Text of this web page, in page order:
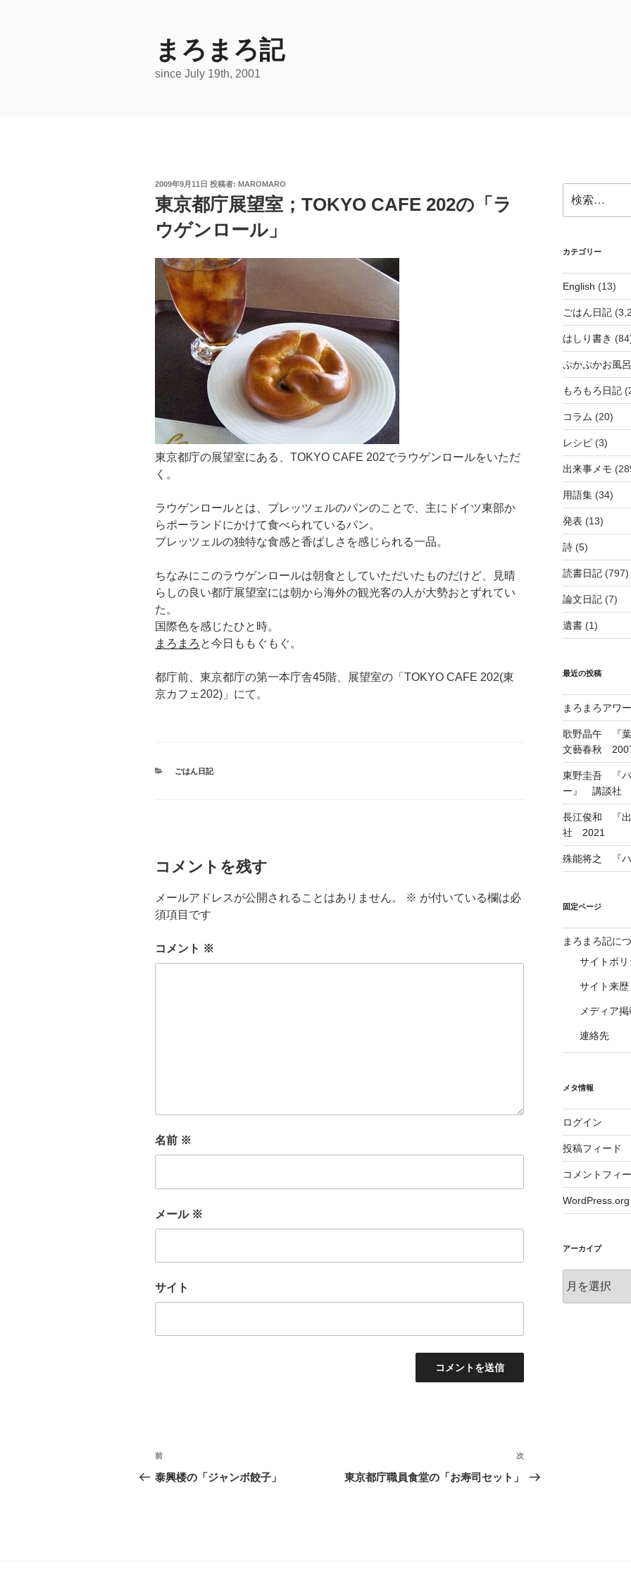
まろまろ記
since July 19th, 2001
投
日:
2009年9月11日 投稿者: MAROMARO
東京都庁展望室；TOKYO CAFE 202の「ラ
ウゲンロール」
東京都庁の展望室にある、TOKYO CAFE 202でラウゲンロールをいただ
く。
ラウゲンロールとは、プレッツェルのパンのことで、主にドイツ東部か
らポーランドにかけて食べられているパン。
プレッツェルの独特な食感と香ばしさを感じられる一品。
ちなみにこのラウゲンロールは朝食としていただいたものだけど、見晴
らしの良い都庁展望室には朝から海外の観光客の人が大勢おとずれてい
た。
国際色を感じたひと時。
まろまろ と今日ももぐもぐ。
都庁前、東京都庁の第一本庁舎45階、展望室の「TOKYO CAFE 202(東
京カフェ202)」にて。
カ
ごはん日記
コメントを残す
メールアドレスが公開されることはありません。 ※ が付いている欄は必
須項目です
コメント ※
名前 ※
メール ※
サイト
投
稿
前
の
前
泰興楼の「ジャンボ餃子」
次
の
次
東京都庁職員食堂の「お寿司セット」
索:
カテゴリー
English (13)
ごはん日記
はしり書き
ぷかぷかお風
もろもろ日記
コラム (20)
レシピ(3)
出来事メモ
用語集(34)
発表 (13)
詩(5)
読書日記(797)
論文日記(7)
遺書(1)
最近の投稿
まろまろアワ
歌野晶午 『
文藝春秋
東野圭吾 『パ
ー』 講談社
長江俊和 『
社 2021
殊能将之 『
固定ページ
まろまろ記に
サイトポリ
サイト来歴
メディア
連絡先
メタ情報
ログイン
投稿フィード
コメントフィ
WordPress.org
アーカイブ
ー